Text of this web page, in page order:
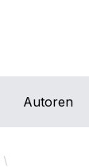
Autoren